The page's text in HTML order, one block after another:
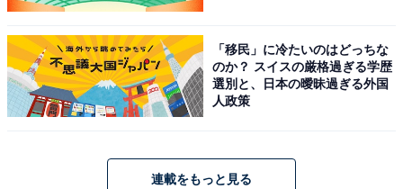
「移民」に冷たいのはどっちな
のか？ スイスの厳格過ぎる学歴
選別と、日本の曖昧過ぎる外国
人政策
連載をもっと見る